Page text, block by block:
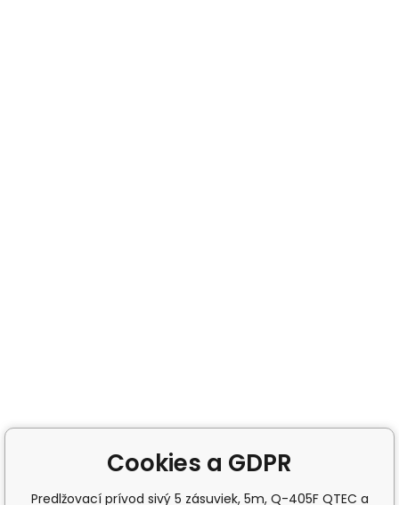
Cookies a GDPR
Predlžovací prívod sivý 5 zásuviek, 5m, Q-405F QTEC a